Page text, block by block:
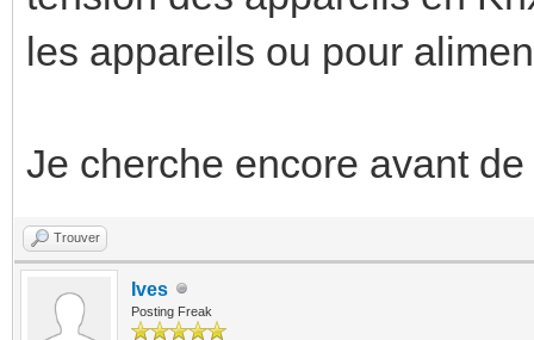
les appareils ou pour
Je cherche encore avant
Trouver
Ives
Posting Freak